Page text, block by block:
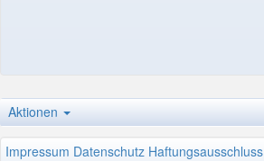
Aktionen
Impressum Datenschutz Haftungsausschluss